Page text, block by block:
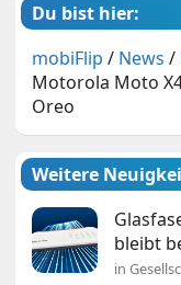
Du bist hier:
mobiFlip / News /
Motorola Moto
Oreo
Weitere
bleibt
in